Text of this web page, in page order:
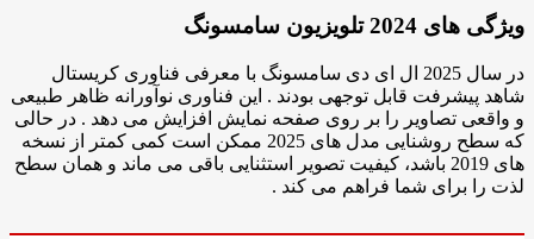
ویژگی های 2024 تلویزیون سامسونگ
در سال 2025 ال ای دی سامسونگ با معرفی فناوری کریستال
شاهد پیشرفت قابل توجهی بودند . این فناوری نوآورانه ظاهر طبیعی
و واقعی تصاویر را بر روی صفحه نمایش افزایش می دهد . در حالی
که سطح روشنایی مدل های 2025 ممکن است کمی کمتر از نسخه
های 2019 باشد، کیفیت تصویر استثنایی باقی می ماند و همان سطح
لذت را برای شما فراهم می کند .